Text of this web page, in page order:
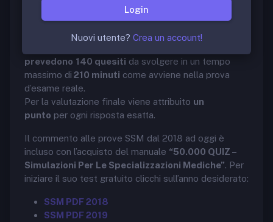
concorso per l’accesso alle scuole
Specializzazioni Mediche. Questa versione
comprende leprove ufficiali delle
prevedono 140 quesiti da svolgere in un tempo
massimo di 210 minuti come avviene nella prova
d’esame reale.
Per la valutazione finale viene attribuito un
punto per ogni risposta esatta.
Il commento alle prove SSM dal 2018 ad oggi è
incluso con l’acquisto del manuale “50.000 QUIZ –
Simulazioni Per Le Specializzazioni Mediche”. Per
iniziare il suo test gratuito clicchi sull’anno desiderato:
SSM PDF 2018
SSM PDF 2019
Login
Nuovi utente? Crea un account!